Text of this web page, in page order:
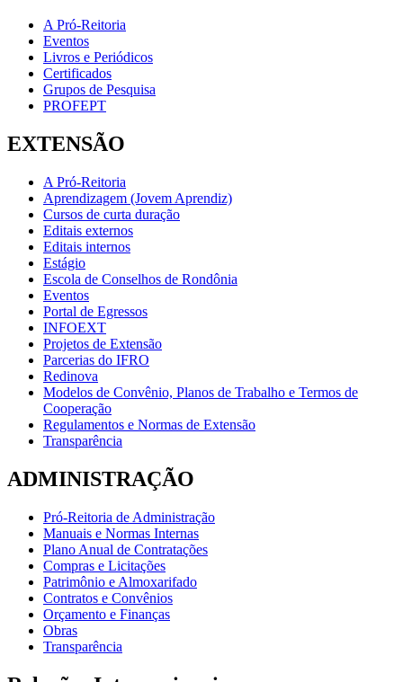
A Pró-Reitoria
Eventos
Livros e Periódicos
Certificados
Grupos de Pesquisa
PROFEPT
EXTENSÃO
A Pró-Reitoria
Aprendizagem (Jovem Aprendiz)
Cursos de curta duração
Editais externos
Editais internos
Estágio
Escola de Conselhos de Rondônia
Eventos
Portal de Egressos
INFOEXT
Projetos de Extensão
Parcerias do IFRO
Redinova
Modelos de Convênio, Planos de Trabalho e Termos de
Cooperação
Regulamentos e Normas de Extensão
Transparência
ADMINISTRAÇÃO
Pró-Reitoria de Administração
Manuais e Normas Internas
Plano Anual de Contratações
Compras e Licitações
Patrimônio e Almoxarifado
Contratos e Convênios
Orçamento e Finanças
Obras
Transparência